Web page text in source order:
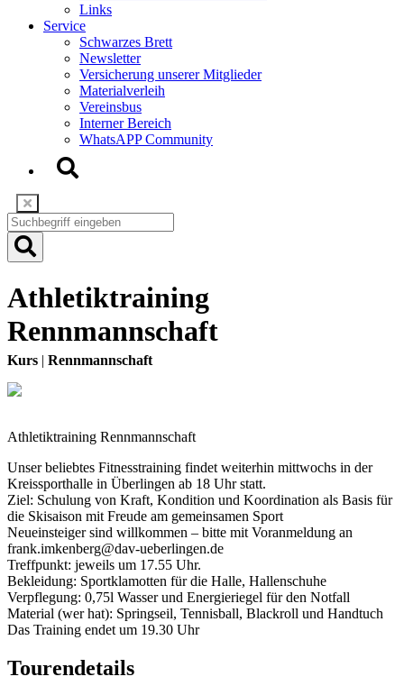
Links
Service
Schwarzes Brett
Newsletter
Versicherung unserer Mitglieder
Materialverleih
Vereinsbus
Interner Bereich
WhatsAPP Community
Athletiktraining
Rennmannschaft
Kurs | Rennmannschaft
Athletiktraining Rennmannschaft
Unser beliebtes Fitnesstraining findet weiterhin mittwochs in der
Kreissporthalle in Überlingen ab 18 Uhr statt.
Ziel: Schulung von Kraft, Kondition und Koordination als Basis für
die Skisaison mit Freude am gemeinsamen Sport
Neueinsteiger sind willkommen – bitte mit Voranmeldung an
frank.imkenberg@dav-ueberlingen.de
Treffpunkt: jeweils um 17.55 Uhr.
Bekleidung: Sportklamotten für die Halle, Hallenschuhe
Verpflegung: 0,75l Wasser und Energieriegel für den Notfall
Material (wer hat): Springseil, Tennisball, Blackroll und Handtuch
Das Training endet um 19.30 Uhr
Tourendetails